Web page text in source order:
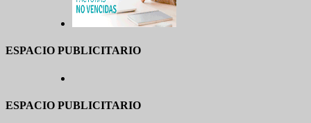
ESPACIO PUBLICITARIO
ESPACIO PUBLICITARIO